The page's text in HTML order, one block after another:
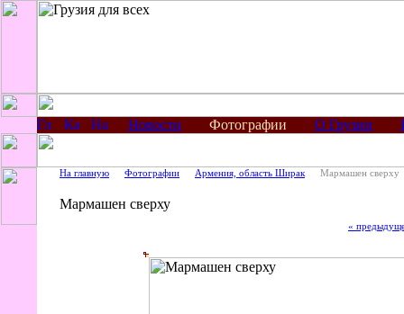
Новости Фотографии О Грузии
На главную Фотографии Армения, область Ширак Мармашен сверху
Мармашен сверху
«